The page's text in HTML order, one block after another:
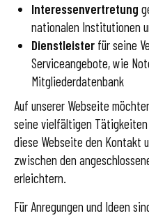
Interessenvertretung
nationalen Institutionen
Dienstleister für seine
Serviceangebote, wie
Mitgliederdatenbank
Auf unserer Webseite
seine vielfältigen Tätigkeiten
diese Webseite den Kontakt
zwischen den
erleichtern.
Für Anregungen und Ideen